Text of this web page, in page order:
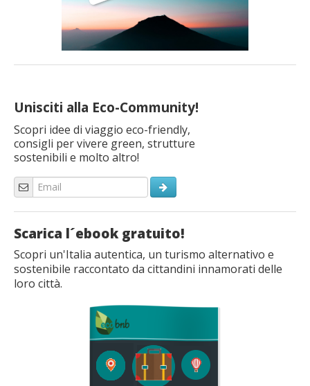
Unisciti alla Eco-Community!
Scopri idee di viaggio eco-friendly,
consigli per vivere green, strutture
sostenibili e molto altro!
Scarica l´ebook gratuito!
Scopri un'Italia autentica, un turismo alternativo e
sostenibile raccontato da cittandini innamorati delle
loro città.